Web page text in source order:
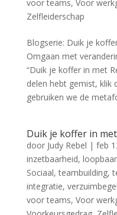
voor teams, Voor
Zelfleiderschap
Blogserie: Duik je
Omgaan met
“Duik je koffer in met
delen hebt gemist, klik
gebruiken we de
Duik je koffer in
door Judy Rebel | feb
inzetbaarheid,
Sociaal,teambuilding,
integratie,
voor teams, Voor